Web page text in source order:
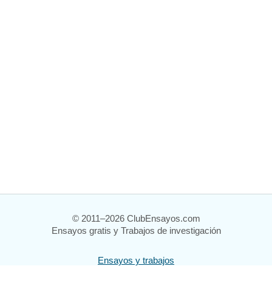
© 2011–2026 ClubEnsayos.com
Ensayos gratis y Trabajos de investigación
Ensayos y trabajos